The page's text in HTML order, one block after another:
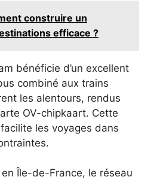
construire un
efficace ?
bénéficie d’un excellent
combiné aux trains
les alentours, rendus
OV-chipkaart. Cette
les voyages dans
Île-de-France, le réseau